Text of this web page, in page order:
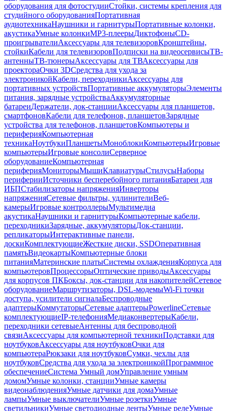
оборудования для фотостудииСтойки, системы крепления для
студийного оборудованияПортативная
аудиотехникаНаушники и гарнитурыПортативные колонки,
акустикаУмные колонкиMP3-плеерыДиктофоныCD-
проигрывателиАксессуары для телевизоровКронштейны,
стойкиКабели для телевизоровПодписки на видеосервисыТВ-
антенныТВ-тюнерыАксессуары для ТВАксессуары для
проектораОчки 3DСредства для ухода за
электроникойКабели, переходникиАксессуары для
портативных устройствПортативные аккумуляторыЭлементы
питания, зарядные устройстваАккумуляторные
батареиДержатели, док-станцииАксессуары для планшетов,
смартфоновКабели для телефонов, планшетовЗарядные
устройства для телефонов, планшетовКомпьютеры и
периферияКомпьютерная
техникаНоутбукиПланшетыМоноблокиКомпьютерыИгровые
компьютерыИгровые консолиСерверное
оборудованиеКомпьютерная
периферияМониторыМышиКлавиатурыСтилусыНаборы
периферииИсточники бесперебойного питанияБатареи для
ИБПСтабилизаторы напряженияИнверторы
напряженияСетевые фильтры, удлинителиВеб-
камерыИгровые контроллерыМультимедиа
акустикаНаушники и гарнитурыКомпьютерные кабели,
переходникиЗарядные, аккумуляторыДок-станции,
репликаторыИнтерактивные панели,
доскиКомплектующиеЖесткие диски, SSDОперативная
памятьВидеокартыКомпьютерные блоки
питанияМатеринские платыСистемы охлажденияКорпуса для
компьютеровПроцессорыОптические приводыАксессуары
для корпусов ПКБоксы, док-станции для накопителейСетевое
оборудованиеМаршрутизаторы, DSL-модемыWi-Fi точки
доступа, усилители сигналаБеспроводные
адаптерыКоммутаторыСетевые адаптерыPowerlineСетевые
комплектующиеIP-телефонияМедиаконвертерыКабели,
переходники сетевыеАнтенны для беспроводной
связиАксессуары для компьютерной техникиПодставки для
ноутбуковАксессуары для ноутбуковОчки для
компьютераРюкзаки для ноутбуковСумки, чехлы для
ноутбуковСредства для ухода за электроникойПрограммное
обеспечениеСистема Умный домУправление умным
домомУмные колонки, станцииУмные камеры
видеонаблюденияУмные датчики для домаУмные
лампыУмные выключателиУмные розеткиУмные
светильникиУмные светодиодные лентыУмные релеУмные